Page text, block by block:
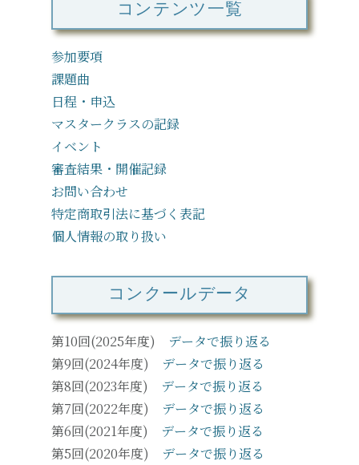
コンテンツ一覧
参加要項
課題曲
日程・申込
マスタークラスの記録
イベント
審査結果・開催記録
お問い合わせ
特定商取引法に基づく表記
個人情報の取り扱い
コンクールデータ
第10回(2025年度) データで振り返る
第9回(2024年度) データで振り返る
第8回(2023年度) データで振り返る
第7回(2022年度) データで振り返る
第6回(2021年度) データで振り返る
第5回(2020年度) データで振り返る